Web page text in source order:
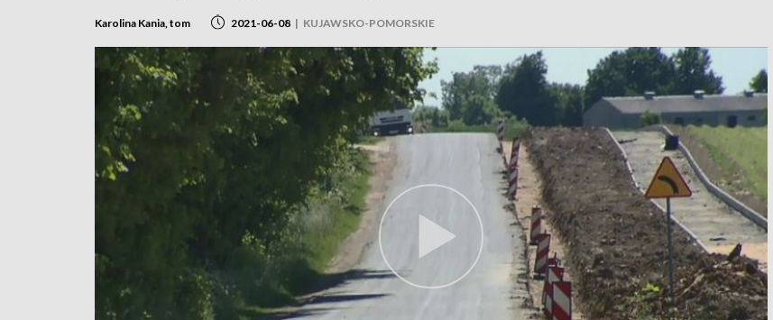
Karolina Kania, tom 2021-06-08 | KUJAWSKO-POMORSKIE